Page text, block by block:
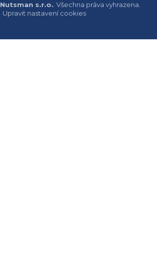
Nutsman s.r.o. . Všechna práva vyhrazena.
Upravit nastavení cookies